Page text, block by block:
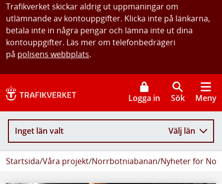
Trafikverket skickar aldrig ut uppmaningar om
utlämnande av kontouppgifter. Klicka inte på länkarna,
betala inte in några pengar och lämna inte ut dina
kontouppgifter. Läs mer om telefonbedrägeri
på polisens webbplats.
Logga in Sök Meny
Inget län valt Välj län
Startsida/Våra projekt/Norrbotniabanan/Nyheter för